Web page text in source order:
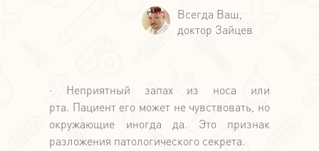
· Неприятный запах из носа или
рта. Пациент его может не чувствовать, но
окружающие иногда да. Это признак
разложения патологического секрета.